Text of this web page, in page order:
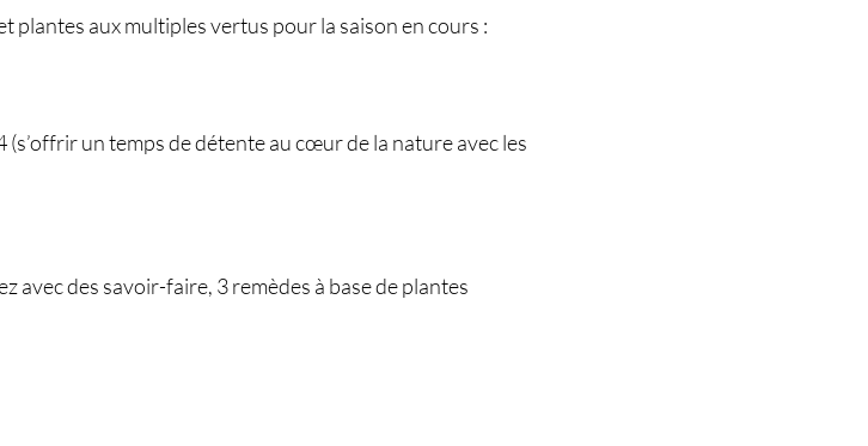
plantes aux multiples vertus pour la saison en cours :
un temps de détente au cœur de la nature avec les
avec des savoir-faire, 3 remèdes à base de plantes